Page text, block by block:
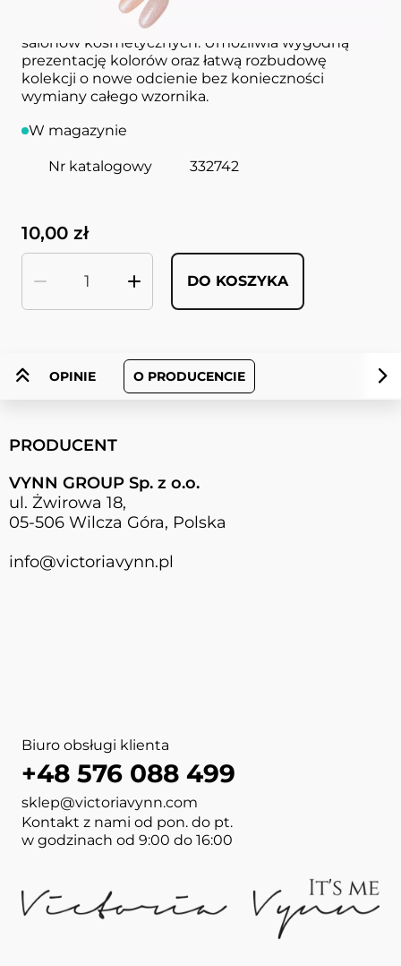
formie pojedynczych pazurków to praktyczne i
estetyczne rozwiązanie dla stylistek paznokci oraz
salonów kosmetycznych. Umożliwia wygodną
prezentację kolorów oraz łatwą rozbudowę
kolekcji o nowe odcienie bez konieczności
wymiany całego wzornika.
W magazynie
Nr katalogowy 332742
10,00 zł
DO KOSZYKA
OPINIE O PRODUCENCIE
PRODUCENT
VYNN GROUP Sp. z o.o.
ul. Żwirowa 18,
05-506 Wilcza Góra, Polska
info@victoriavynn.pl
Biuro obsługi klienta
+48 576 088 499
sklep@victoriavynn.com
Kontakt z nami od pon. do pt.
w godzinach od 9:00 do 16:00